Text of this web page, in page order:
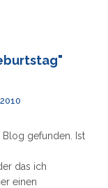
gefunden. Ist
das ich
einen